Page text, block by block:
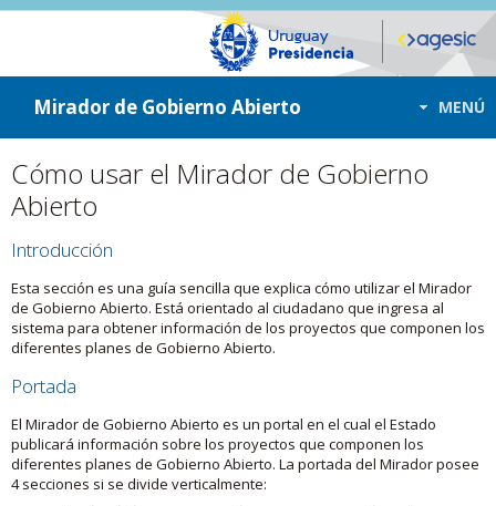
ir a contenido
ir al menú
Mirador de Gobierno Abierto MENÚ
Cómo usar el Mirador de Gobierno
Abierto
Introducción
Esta sección es una guía sencilla que explica cómo utilizar el Mirador
de Gobierno Abierto. Está orientado al ciudadano que ingresa al
sistema para obtener información de los proyectos que componen los
diferentes planes de Gobierno Abierto.
Portada
El Mirador de Gobierno Abierto es un portal en el cual el Estado
publicará información sobre los proyectos que componen los
diferentes planes de Gobierno Abierto. La portada del Mirador posee
4 secciones si se divide verticalmente: